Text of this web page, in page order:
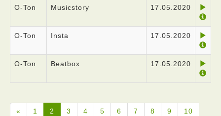
O-Ton Musicstory 17.05.2020
O-Ton Insta 17.05.2020
O-Ton Beatbox 17.05.2020
« 1 2 3 4 5 6 7 8 9 10